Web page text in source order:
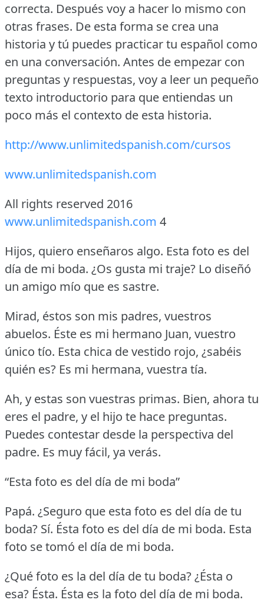
correcta. Después voy a hacer lo mismo con
otras frases. De esta forma se crea una
historia y tú puedes practicar tu español como
en una conversación. Antes de empezar con
preguntas y respuestas, voy a leer un pequeño
texto introductorio para que entiendas un
poco más el contexto de esta historia.
http://www.unlimitedspanish.com/cursos
www.unlimitedspanish.com
All rights reserved 2016
www.unlimitedspanish.com 4
Hijos, quiero enseñaros algo. Esta foto es del
día de mi boda. ¿Os gusta mi traje? Lo diseñó
un amigo mío que es sastre.
Mirad, éstos son mis padres, vuestros
abuelos. Éste es mi hermano Juan, vuestro
único tío. Esta chica de vestido rojo, ¿sabéis
quién es? Es mi hermana, vuestra tía.
Ah, y estas son vuestras primas. Bien, ahora tu
eres el padre, y el hijo te hace preguntas.
Puedes contestar desde la perspectiva del
padre. Es muy fácil, ya verás.
“Esta foto es del día de mi boda”
Papá. ¿Seguro que esta foto es del día de tu
boda? Sí. Ésta foto es del día de mi boda. Esta
foto se tomó el día de mi boda.
¿Qué foto es la del día de tu boda?¿Ésta o
esa? Ésta. Ésta es la foto del día de mi boda.